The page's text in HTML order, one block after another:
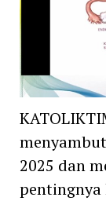
2025 dan
pentingnya